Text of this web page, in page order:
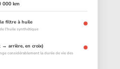
000 km
filtre à huile
l'huile synthétique
→ arrière, en croix)
considérablement la durée de vie des